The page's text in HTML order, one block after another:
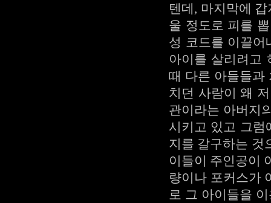
텐데, 마지막에
울 정도로 피를
성 코드를 이끌어
아이를 살리려고
때 다른 아들들과
치던 사람이 왜
관이라는 아버지
시키고 있고 그럼
지를 갈구하는 것
이들이 주인공이
량이나 포커스가
로 그 아이들을